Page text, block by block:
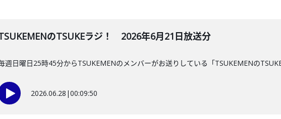
のTSUKEラジ！ 2026年6月21日放送分
週日曜日25時45分からTSUKEMENのメンバーがお送りしている「TSUKEMENの
2026.06.28 |00:09:50